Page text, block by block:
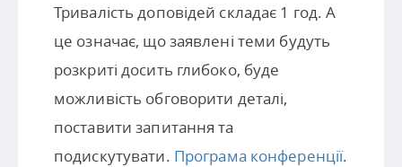
Тривалість доповідей складає 1 год. А
це означає, що заявлені теми будуть
розкриті досить глибоко, буде
можливість обговорити деталі,
поставити запитання та
подискутувати. Програма конференції.